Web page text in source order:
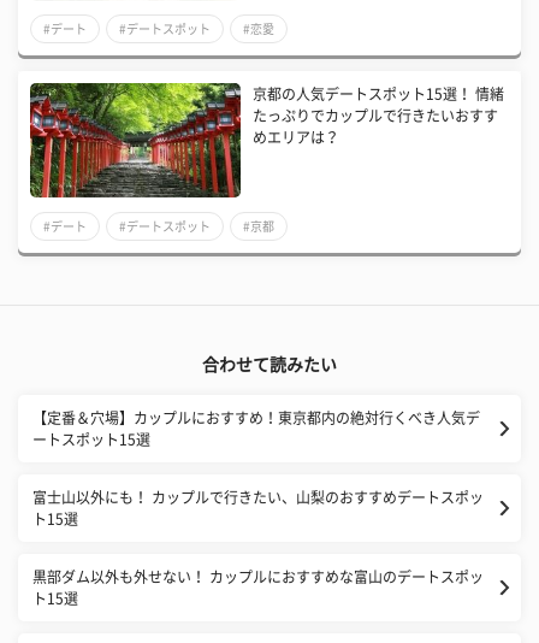
#デート #デートスポット #恋愛
京都の人気デートスポット15選！ 情緒
たっぷりでカップルで行きたいおすす
めエリアは？
#デート #デートスポット #京都
合わせて読みたい
【定番＆穴場】カップルにおすすめ！東京都内の絶対行くべき人気デ
ートスポット15選
富士山以外にも！ カップルで行きたい、山梨のおすすめデートスポッ
ト15選
黒部ダム以外も外せない！ カップルにおすすめな富山のデートスポッ
ト15選